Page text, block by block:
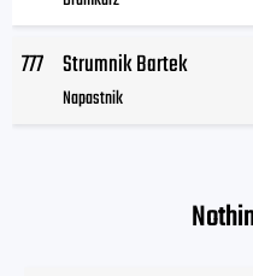
777 Strumnik Bartek
Napastnik